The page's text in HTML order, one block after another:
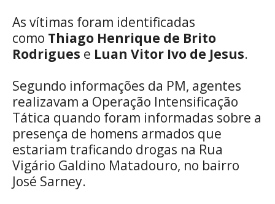
As vítimas foram identificadas
como Thiago Henrique de Brito
Rodrigues e Luan Vitor Ivo de Jesus.
Segundo informações da PM, agentes
realizavam a Operação Intensificação
Tática quando foram informadas sobre a
presença de homens armados que
estariam traficando drogas na Rua
Vigário Galdino Matadouro, no bairro
José Sarney.